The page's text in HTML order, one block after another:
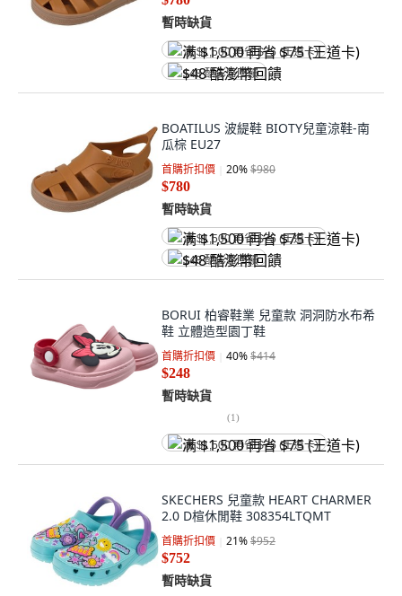
暫時缺貨
满 $1,500 再省 $75 (王道卡)
$48 酷澎幣回饋
BOATILUS 波緹鞋 BIOTY兒童涼鞋-南
瓜棕 EU27
首購折扣價 20%$980
$780
暫時缺貨
满 $1,500 再省 $75 (王道卡)
$48 酷澎幣回饋
BORUI 柏睿鞋業 兒童款 洞洞防水布希
鞋 立體造型園丁鞋
首購折扣價 40%$414
$248
暫時缺貨
(1)
满 $1,500 再省 $75 (王道卡)
SKECHERS 兒童款 HEART CHARMER
2.0 D楦休閒鞋 308354LTQMT
首購折扣價 21%$952
$752
暫時缺貨